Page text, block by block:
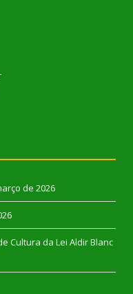
de 2026
Cultura da Lei Aldir Blanc